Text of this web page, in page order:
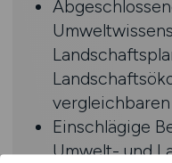
Einschlägige
Umwelt- und